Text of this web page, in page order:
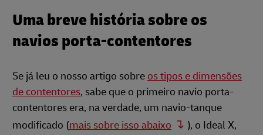
Uma breve história sobre os
navios porta-contentores
Se já leu o nosso artigo sobre os tipos e dimensões
de contentores, sabe que o primeiro navio porta-
contentores era, na verdade, um navio-tanque
modificado (mais sobre isso abaixo
), o Ideal X,